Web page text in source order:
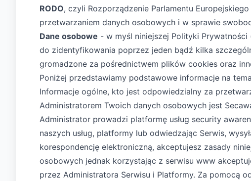
RODO, czyli Rozporządzenie Parlamentu
przetwarzaniem danych osobowych i w sprawie
Dane osobowe - w myśl niniejszej Polityki
do zidentyfikowania poprzez jeden bądź kilka
gromadzone za pośrednictwem plików cookies oraz
Poniżej przedstawiamy podstawowe informacje na
Informacje ogólne, kto jest odpowiedzialny za
Administratorem Twoich danych osobowych jest
Administrator prowadzi platformę usług security
naszych usług, platformy lub odwiedzając Serwis,
korespondencję elektroniczną, akceptujesz zasady
osobowych jednak korzystając z serwisu www
przez Administratora Serwisu i Platformy. Za pomocą